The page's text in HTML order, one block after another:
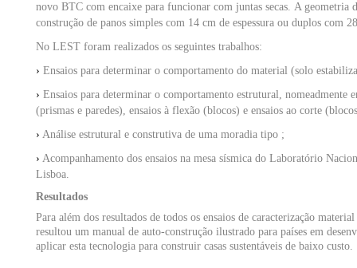
novo BTC com encaixe para funcionar com juntas secas. A geometria
construção de panos simples com 14 cm de espessura ou duplos com
No LEST foram realizados os seguintes trabalhos:
› Ensaios para determinar o comportamento do material (solo
› Ensaios para determinar o comportamento estrutural, nomeadmente
(prismas e paredes), ensaios à flexão (blocos) e ensaios ao corte
› Análise estrutural e construtiva de uma moradia tipo ;
› Acompanhamento dos ensaios na mesa sísmica do Laboratório
Lisboa.
Resultados
Para além dos resultados de todos os ensaios de caracterização
resultou um manual de auto-construção ilustrado para países em
aplicar esta tecnologia para construir casas sustentáveis de baixo custo.